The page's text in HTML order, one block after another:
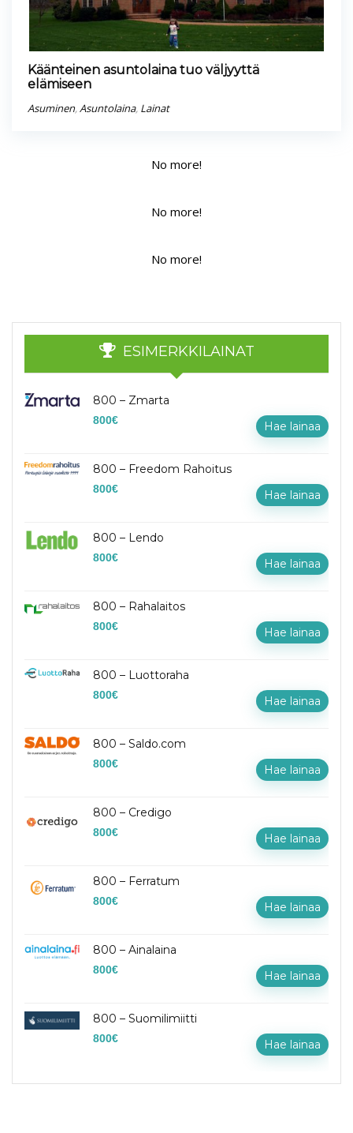
Käänteinen asuntolaina tuo väljyyttä
elämiseen
Asuminen,Asuntolaina, Lainat
No more!
No more!
No more!
ESIMERKKILAINAT
800 – Zmarta
800€ Hae lainaa
800 – Freedom Rahoitus
800€ Hae lainaa
800 – Lendo
800€ Hae lainaa
800 – Rahalaitos
800€ Hae lainaa
800 – Luottoraha
800€ Hae lainaa
800 – Saldo.com
800€ Hae lainaa
800 – Credigo
800€ Hae lainaa
800 – Ferratum
800€ Hae lainaa
800 – Ainalaina
800€ Hae lainaa
800 – Suomilimiitti
800€ Hae lainaa